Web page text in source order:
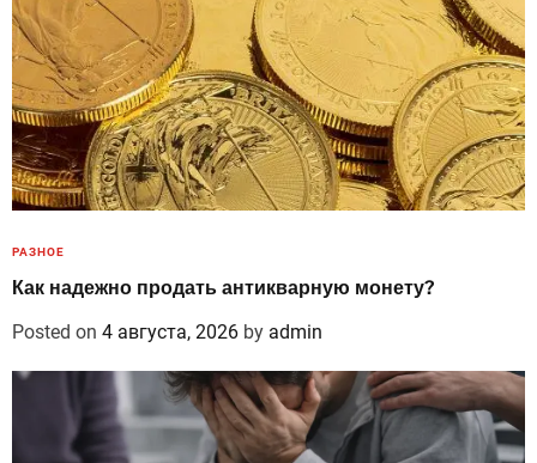
РАЗНОЕ
Как надежно продать антикварную монету?
Posted on 4 августа, 2026 by admin